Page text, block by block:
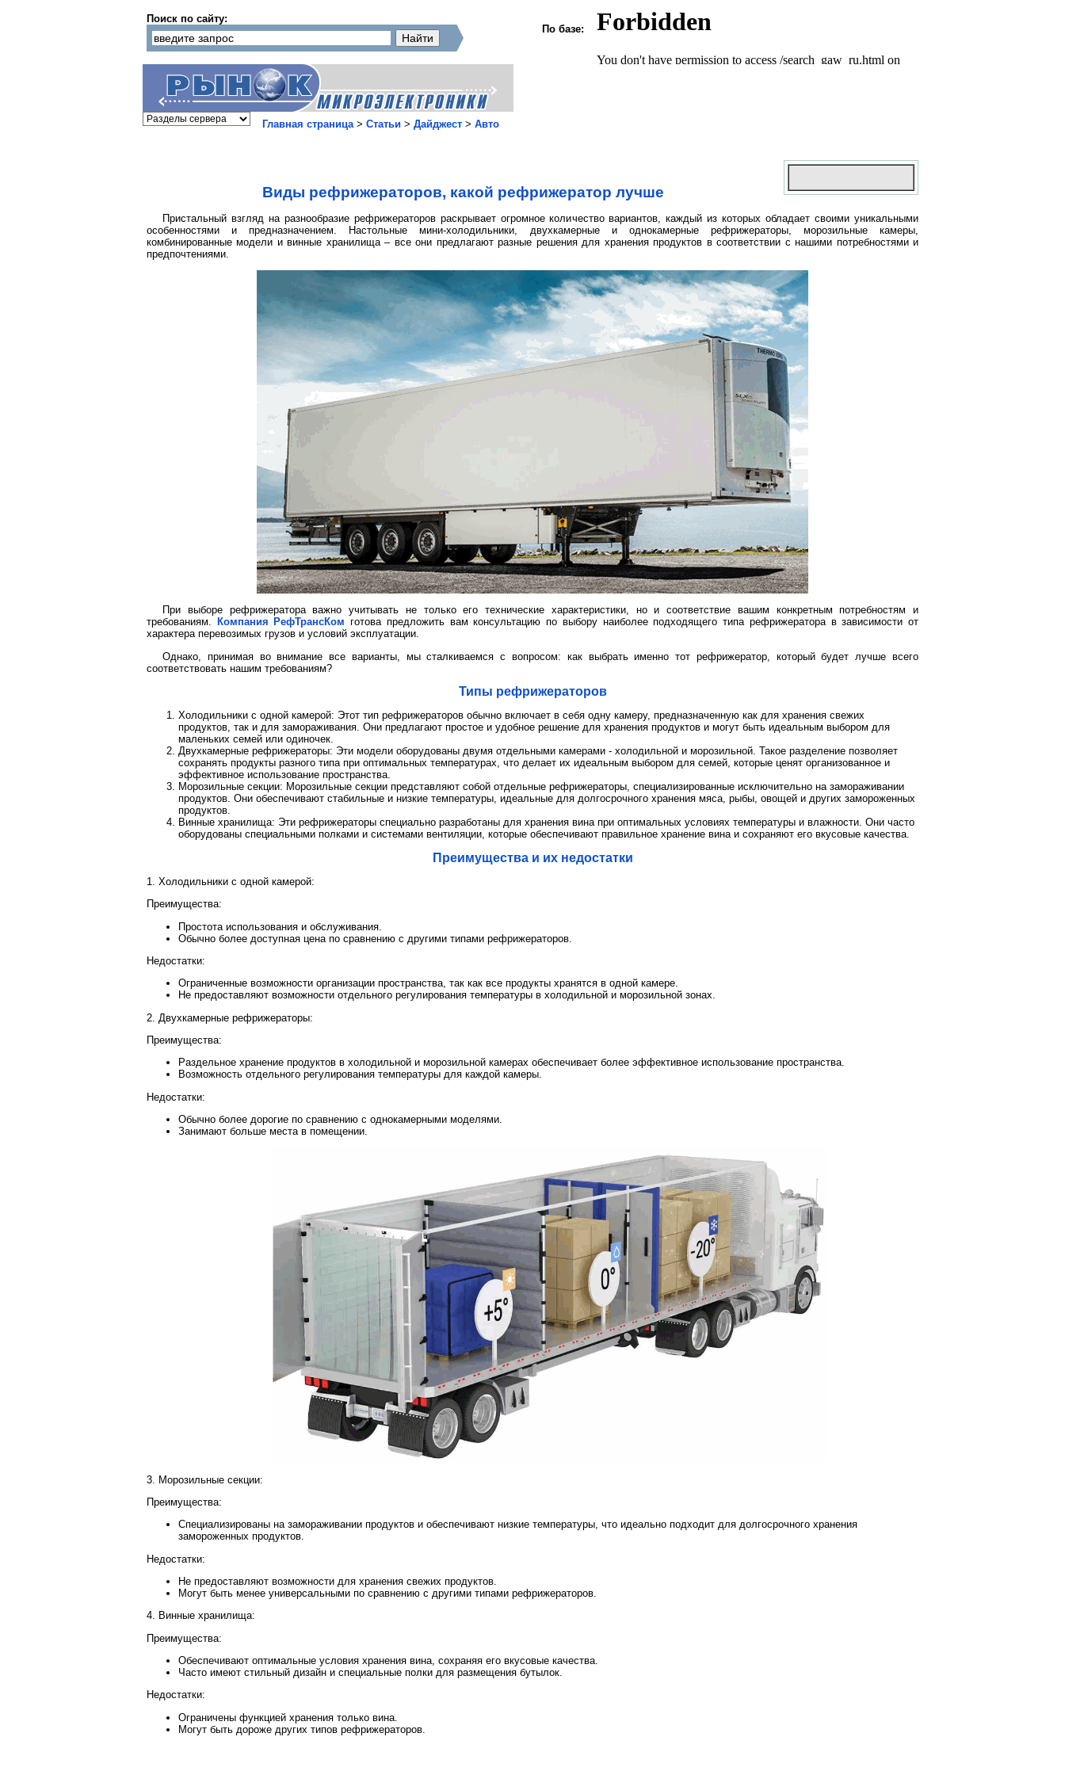
Поиск по сайту:
По базе:
Главная страница> Статьи > Дайджест > Авто
Виды рефрижераторов, какой рефрижератор лучше
Пристальный взгляд на разнообразие рефрижераторов раскрывает огромное количество вариантов, каждый из которых обладает своими уникальными
особенностями и предназначением. Настольные мини-холодильники, двухкамерные и однокамерные рефрижераторы, морозильные камеры,
комбинированные модели и винные хранилища – все они предлагают разные решения для хранения продуктов в соответствии с нашими потребностями и
предпочтениями.
При выборе рефрижератора важно учитывать не только его технические характеристики, но и соответствие вашим конкретным потребностям и
требованиям.
Компания РефТрансКом готова предложить вам консультацию по выбору наиболее подходящего типа рефрижератора в зависимости от
характера перевозимых грузов и условий эксплуатации.
Однако, принимая во внимание все варианты, мы сталкиваемся с вопросом: как выбрать именно тот рефрижератор, который будет лучше всего
соответствовать нашим требованиям?
Типы рефрижераторов
Холодильники с одной камерой: Этот тип рефрижераторов обычно включает в себя одну камеру, предназначенную как для хранения свежих
продуктов, так и для замораживания. Они предлагают простое и удобное решение для хранения продуктов и могут быть идеальным выбором для
маленьких семей или одиночек.
Двухкамерные рефрижераторы: Эти модели оборудованы двумя отдельными камерами - холодильной и морозильной. Такое разделение позволяет
сохранять продукты разного типа при оптимальных температурах, что делает их идеальным выбором для семей, которые ценят организованное и
эффективное использование пространства.
Морозильные секции: Морозильные секции представляют собой отдельные рефрижераторы, специализированные исключительно на замораживании
продуктов. Они обеспечивают стабильные и низкие температуры, идеальные для долгосрочного хранения мяса, рыбы, овощей и других замороженных
продуктов.
Винные хранилища: Эти рефрижераторы специально разработаны для хранения вина при оптимальных условиях температуры и влажности. Они часто
оборудованы специальными полками и системами вентиляции, которые обеспечивают правильное хранение вина и сохраняют его вкусовые качества.
Преимущества и их недостатки
1. Холодильники с одной камерой:
Преимущества:
Простота использования и обслуживания.
Обычно более доступная цена по сравнению с другими типами рефрижераторов.
Недостатки:
Ограниченные возможности организации пространства, так как все продукты хранятся в одной камере.
Не предоставляют возможности отдельного регулирования температуры в холодильной и морозильной зонах.
2. Двухкамерные рефрижераторы:
Преимущества:
Раздельное хранение продуктов в холодильной и морозильной камерах обеспечивает более эффективное использование пространства.
Возможность отдельного регулирования температуры для каждой камеры.
Недостатки:
Обычно более дорогие по сравнению с однокамерными моделями.
Занимают больше места в помещении.
3. Морозильные секции:
Преимущества:
Специализированы на замораживании продуктов и обеспечивают низкие температуры, что идеально подходит для долгосрочного хранения
замороженных продуктов.
Недостатки:
Не предоставляют возможности для хранения свежих продуктов.
Могут быть менее универсальными по сравнению с другими типами рефрижераторов.
4. Винные хранилища:
Преимущества:
Обеспечивают оптимальные условия хранения вина, сохраняя его вкусовые качества.
Часто имеют стильный дизайн и специальные полки для размещения бутылок.
Недостатки:
Ограничены функцией хранения только вина.
Могут быть дороже других типов рефрижераторов.